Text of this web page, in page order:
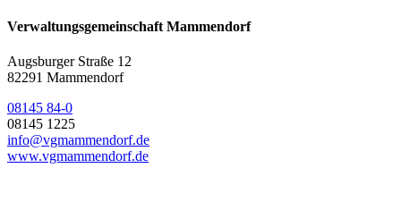
Verwaltungsgemeinschaft Mammendorf
Augsburger Straße 12
82291 Mammendorf
08145 84-0
08145 1225
info@vgmammendorf.de
www.vgmammendorf.de